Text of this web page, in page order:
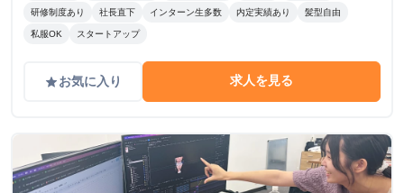
研修制度あり 社長直下 インターン生多数 内定実績あり 髪型自由
私服OK スタートアップ
gradeお気に入り 求人を見る